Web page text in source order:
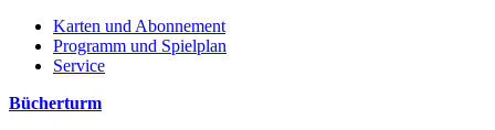
Karten und Abonnement
Programm und Spielplan
Service
Bücherturm